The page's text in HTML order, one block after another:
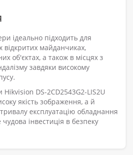
ідеально підходить для
відкритих майданчиках,
об'єктах, а також в місцях з
завдяки високому
DS-2CD2543G2-LIS2U
якість зображення, а й
тривалу експлуатацію обладнання
інвестиція в безпеку